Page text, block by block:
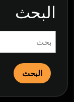
البحث
البحث